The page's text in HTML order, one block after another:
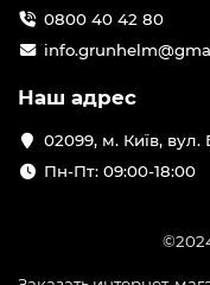
0800 40 42 80
Наш адрес
02099, м. Київ, вул.
Пн-Пт: 09:00-18:00